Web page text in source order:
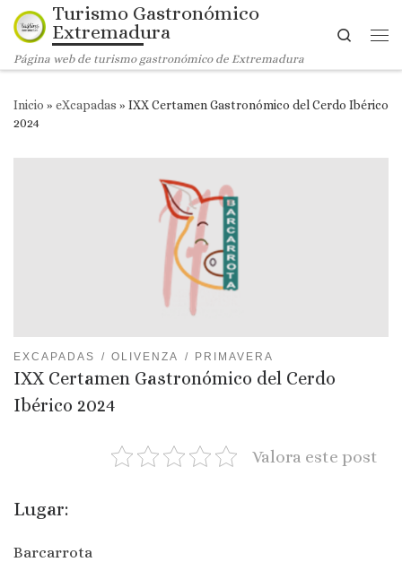
Saltar al contenido
Turismo Gastronómico
Extremadura
Página web de turismo gastronómico de Extremadura
Search
Inicio » eXcapadas » IXX Certamen Gastronómico del Cerdo Ibérico
2024
EXCAPADAS OLIVENZA PRIMAVERA
IXX Certamen Gastronómico del Cerdo
Ibérico 2024
Valora este post
Lugar:
Barcarrota